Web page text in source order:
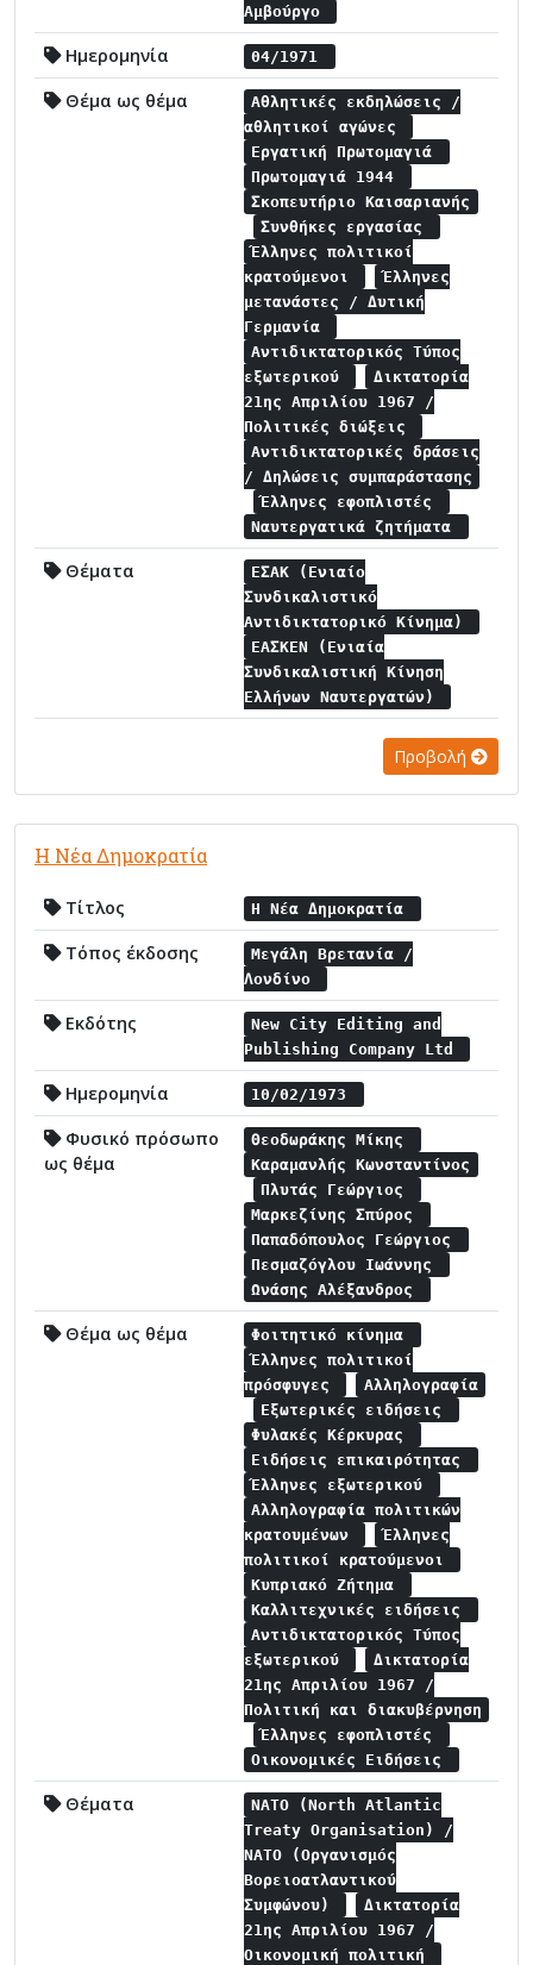
Αμβούργο
Ημερομηνία 04/1971
Θέμα ως θέμα
Αθλητικές εκδηλώσεις /
αθλητικοί αγώνες
Εργατική Πρωτομαγιά
Πρωτομαγιά 1944
Σκοπευτήριο Καισαριανής
Συνθήκες εργασίας
Έλληνες πολιτικοί
κρατούμενοι
Έλληνες
μετανάστες / Δυτική
Γερμανία
Αντιδικτατορικός Τύπος
εξωτερικού
Δικτατορία
21ης Απριλίου 1967 /
Πολιτικές διώξεις
Αντιδικτατορικές δράσεις
/ Δηλώσεις συμπαράστασης
Έλληνες εφοπλιστές
Ναυτεργατικά ζητήματα
Θέματα
ΕΣΑΚ (Ενιαίο
Συνδικαλιστικό
Αντιδικτατορικό Κίνημα)
ΕΑΣΚΕΝ (Ενιαία
Συνδικαλιστική Κίνηση
Ελλήνων Ναυτεργατών)
Προβολή
Η Νέα Δημοκρατία
Τίτλος Η Νέα Δημοκρατία
Τόπος έκδοσης
Μεγάλη Βρετανία /
Λονδίνο
Εκδότης
New City Editing and
Publishing Company Ltd
Ημερομηνία 10/02/1973
Φυσικό πρόσωπο
ως θέμα
Θεοδωράκης Μίκης
Καραμανλής Κωνσταντίνος
Πλυτάς Γεώργιος
Μαρκεζίνης Σπύρος
Παπαδόπουλος Γεώργιος
Πεσμαζόγλου Ιωάννης
Ωνάσης Αλέξανδρος
Θέμα ως θέμα
Φοιτητικό κίνημα
Έλληνες πολιτικοί
πρόσφυγες
Αλληλογραφία
Εξωτερικές ειδήσεις
Φυλακές Κέρκυρας
Ειδήσεις επικαιρότητας
Έλληνες εξωτερικού
Αλληλογραφία πολιτικών
κρατουμένων
Έλληνες
πολιτικοί κρατούμενοι
Κυπριακό Ζήτημα
Καλλιτεχνικές ειδήσεις
Αντιδικτατορικός Τύπος
εξωτερικού
Δικτατορία
21ης Απριλίου 1967 /
Πολιτική και διακυβέρνηση
Έλληνες εφοπλιστές
Οικονομικές Ειδήσεις
Θέματα
NATO (North Atlantic
Treaty Organisation) /
NATO (Οργανισμός
Βορειοατλαντικού
Συμφώνου)
Δικτατορία
21ης Απριλίου 1967 /
Οικονομική πολιτική